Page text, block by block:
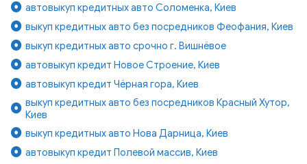
автовыкуп кредитных авто Соломенка, Киев
выкуп кредитных авто без посредников Феофания, Киев
выкуп кредитных авто срочно г. Вишнёвое
автовыкуп кредит Новое Строение, Киев
автовыкуп кредит Чёрная гора, Киев
выкуп кредитных авто без посредников Красный Хутор,
Киев
выкуп кредитных авто Нова Дарница, Киев
автовыкуп кредит Полевой массив, Киев